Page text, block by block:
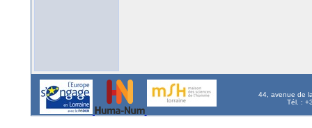
44, avenue de
Tél. :